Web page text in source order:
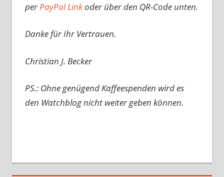
perPayPal Linkoder über den QR-Code unten.
Danke für Ihr Vertrauen.
Christian J. Becker
PS.: Ohne genügend Kaffeespenden wird es
den Watchblog nicht weiter geben können.